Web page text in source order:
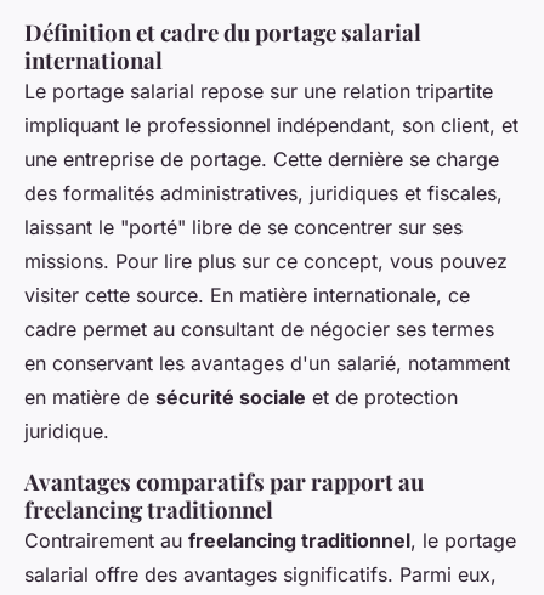
Définition et cadre du portage salarial
international
Le portage salarial repose sur une relation tripartite
impliquant le professionnel indépendant, son client, et
une entreprise de portage. Cette dernière se charge
des formalités administratives, juridiques et fiscales,
laissant le "porté" libre de se concentrer sur ses
missions. Pour lire plus sur ce concept, vous pouvez
visiter cette source. En matière internationale, ce
cadre permet au consultant de négocier ses termes
en conservant les avantages d'un salarié, notamment
en matière de sécurité sociale et de protection
juridique.
Avantages comparatifs par rapport au
freelancing traditionnel
Contrairement au freelancing traditionnel, le portage
salarial offre des avantages significatifs. Parmi eux,